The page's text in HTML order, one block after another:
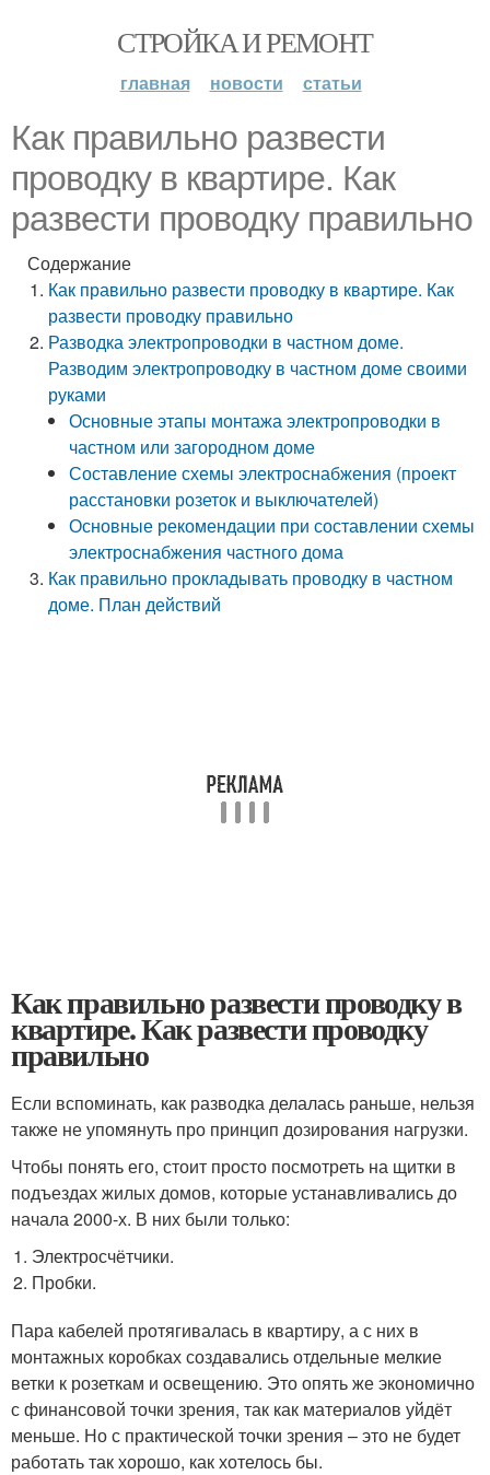
СТРОЙКА И РЕМОНТ
главная новости статьи
Как правильно развести
проводку в квартире. Как
развести проводку правильно
Содержание
Как правильно развести проводку в квартире. Как
развести проводку правильно
Разводка электропроводки в частном доме.
Разводим электропроводку в частном доме своими
руками
Основные этапы монтажа электропроводки в
частном или загородном доме
Составление схемы электроснабжения (проект
расстановки розеток и выключателей)
Основные рекомендации при составлении схемы
электроснабжения частного дома
Как правильно прокладывать проводку в частном
доме. План действий
Как правильно развести проводку в
квартире. Как развести проводку
правильно
Если вспоминать, как разводка делалась раньше, нельзя
также не упомянуть про принцип дозирования нагрузки.
Чтобы понять его, стоит просто посмотреть на щитки в
подъездах жилых домов, которые устанавливались до
начала 2000-х. В них были только:
Электросчётчики.
Пробки.
Пара кабелей протягивалась в квартиру, а с них в
монтажных коробках создавались отдельные мелкие
ветки к розеткам и освещению. Это опять же экономично
с финансовой точки зрения, так как материалов уйдёт
меньше. Но с практической точки зрения – это не будет
работать так хорошо, как хотелось бы.